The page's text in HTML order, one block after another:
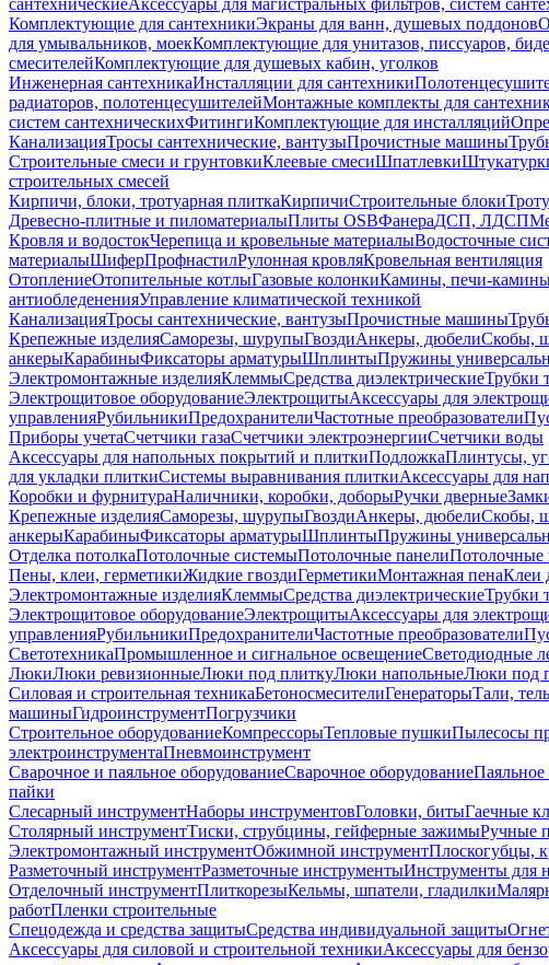
сантехническиеАксессуары для магистральных фильтров, систем
Комплектующие для сантехникиЭкраны для ванн, душевых поддонов
для умывальников, моекКомплектующие для унитазов, писсуаров, биде
смесителейКомплектующие для душевых кабин, уголков
Инженерная сантехникаИнсталляции для сантехники
радиаторов, полотенцесушителейМонтажные комплекты для
систем сантехническихФитингиКомплектующие для инсталляций
КанализацияТросы сантехнические, вантузыПрочистные машины
Строительные смеси и грунтовкиКлеевые смесиШпатлевки
строительных смесей
Кирпичи, блоки, тротуарная плиткаКирпичиСтроительные блоки
Древесно-плитные и пиломатериалыПлиты OSBФанераДСП, ЛДСП
Кровля и водостокЧерепица и кровельные материалыВодосточные
материалыШиферПрофнастилРулонная кровляКровельная вентиляция
ОтоплениеОтопительные котлыГазовые колонкиКамины, печи-
антиобледененияУправление климатической техникой
КанализацияТросы сантехнические, вантузыПрочистные машины
Крепежные изделияСаморезы, шурупыГвоздиАнкеры, дюбелиСкобы,
анкерыКарабиныФиксаторы арматурыШплинтыПружины
Электромонтажные изделияКлеммыСредства диэлектрическиеТрубки
Электрощитовое оборудованиеЭлектрощитыАксессуары для
управленияРубильникиПредохранителиЧастотные преобразователи
Приборы учетаСчетчики газаСчетчики электроэнергииСчетчики воды
Аксессуары для напольных покрытий и плиткиПодложкаПлинтусы,
для укладки плиткиСистемы выравнивания плиткиАксессуары для
Коробки и фурнитураНаличники, коробки, доборыРучки дверные
Крепежные изделияСаморезы, шурупыГвоздиАнкеры, дюбелиСкобы,
анкерыКарабиныФиксаторы арматурыШплинтыПружины
Отделка потолкаПотолочные системыПотолочные панелиПотолочные
Пены, клеи, герметикиЖидкие гвоздиГерметикиМонтажная пенаКлеи
Электромонтажные изделияКлеммыСредства диэлектрическиеТрубки
Электрощитовое оборудованиеЭлектрощитыАксессуары для
управленияРубильникиПредохранителиЧастотные преобразователи
СветотехникаПромышленное и сигнальное освещениеСветодиодные
ЛюкиЛюки ревизионныеЛюки под плиткуЛюки напольныеЛюки под
Силовая и строительная техникаБетоносмесителиГенераторыТали,
машиныГидроинструментПогрузчики
Строительное оборудованиеКомпрессорыТепловые пушкиПылесосы
электроинструментаПневмоинструмент
Сварочное и паяльное оборудованиеСварочное оборудованиеПаяльное
пайки
Слесарный инструментНаборы инструментовГоловки, битыГаечные
Столярный инструментТиски, струбцины, гейферные зажимыРучные
Электромонтажный инструментОбжимной инструментПлоскогубцы,
Разметочный инструментРазметочные инструментыИнструменты для
Отделочный инструментПлиткорезыКельмы, шпатели, гладилки
работПленки строительные
Спецодежда и средства защитыСредства индивидуальной защиты
Аксессуары для силовой и строительной техникиАксессуары для